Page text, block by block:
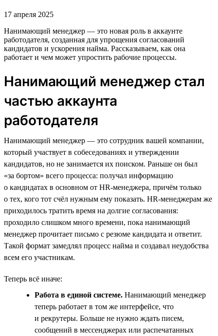
17 апреля 2025
Нанимающий менеджер — это новая роль в аккаунте
работодателя, созданная для упрощения согласований
кандидатов и ускорения найма. Рассказываем, как она
работает и чем может упростить рабочие процессы.
Нанимающий менеджер стал
частью аккаунта
работодателя
Нанимающий менеджер — это сотрудник вашей компании,
который участвует в собеседованиях и утверждении
кандидатов, но не занимается их поиском. Раньше он был
«за бортом» всего процесса: получал информацию
о кандидатах в основном от HR-менеджера, причём только
о тех, кого тот счёл нужным ему показать. HR-менеджерам же
приходилось тратить время на долгие согласования:
проходило слишком много времени, пока нанимающий
менеджер прочитает письмо с резюме кандидата и ответит.
Такой формат замедлял процесс найма и создавал неудобства
всем его участникам.
Теперь всё иначе:
Работа в единой системе. Нанимающий менеджер
теперь работает в том же интерфейсе, что
и рекрутеры. Больше не нужно ждать писем,
сообщений в мессенджерах или распечатанных